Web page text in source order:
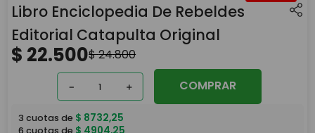
4.
monopatin
5. toy story
Libro Enciclopedia De Rebeldes
Editorial Catapulta Original
$ 22.500$24.800
＋
－ COMPRAR
3 cuotas de $ 8732,25
6 cuotas de